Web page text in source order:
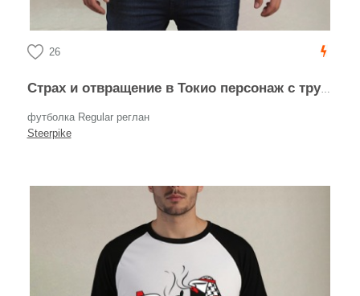
26
Страх и отвращение в Токио персонаж с трубкой курит трубку
футболка Regular реглан
Steerpike